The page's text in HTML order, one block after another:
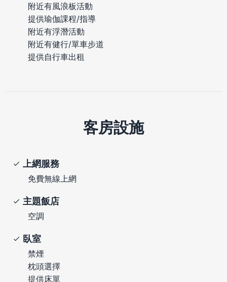
附近有風浪板活動
提供瑜伽課程/指導
附近有浮潛活動
附近有健行/單車步道
提供自行車出租
客房設施
上網服務
免費無線上網
主題飯店
空調
臥室
禁煙
枕頭選擇
提供床單